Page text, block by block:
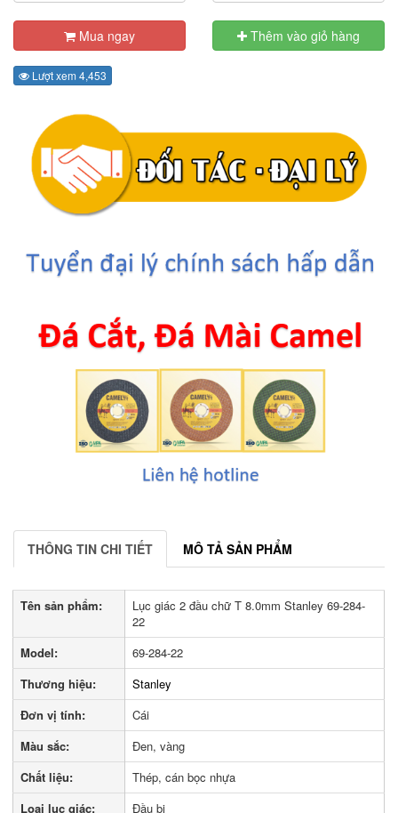
Mua ngay Thêm vào giỏ hàng
Lượt xem 4,453
THÔNG TIN CHI TIẾT MÔ TẢ SẢN PHẨM
Tên sản phẩm:
Lục giác 2 đầu chữ T 8.0mm Stanley 69-284-
22
Model:
69-284-22
Thương hiệu:
Stanley
Đơn vị tính:
Cái
Màu sắc:
Đen, vàng
Chất liệu:
Thép, cán bọc nhựa
Loại lục giác:
Đầu bi